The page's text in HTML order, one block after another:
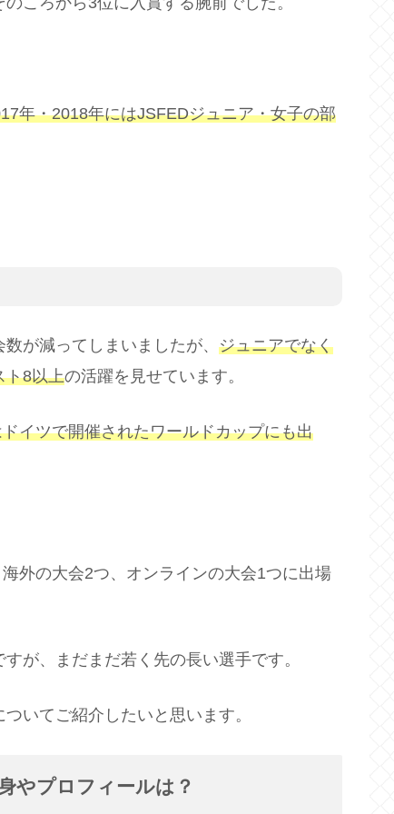
年・2018年にはJSFEDジュニア・女子の部
が減ってしまいましたが、 ジュニアでなく
ト8以上の活躍を見せています。
イツで開催されたワールドカップにも出
外の大会2つ、オンラインの大会1つに出場
が、まだまだ若く先の長い選手です。
いてご紹介したいと思います。
やプロフィールは？